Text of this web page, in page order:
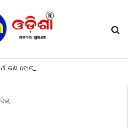
କଣ ହୋଇଥାଏ, ଜାଣନ୍ତୁ